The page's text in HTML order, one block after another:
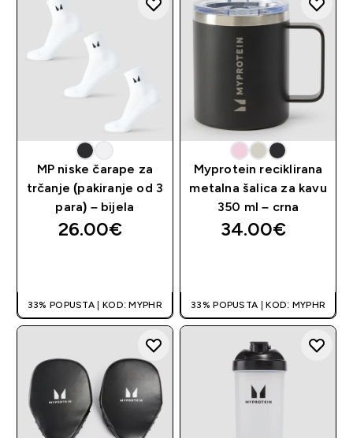
MP niske čarape za
trčanje (pakiranje od 3
para) – bijela
26.00€‎
33% POPUSTA | KOD: MYPHR
Myprotein reciklirana
metalna šalica za kavu
350 ml – crna
34.00€‎
33% POPUSTA | KOD: MYPHR